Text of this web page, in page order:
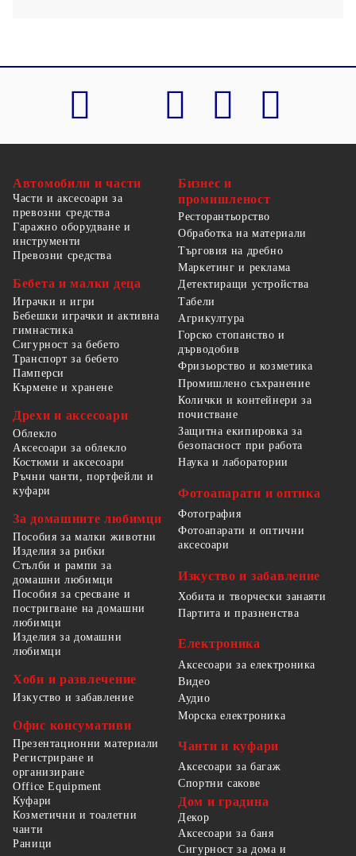
Автомобили и части
Части и аксесоари за
превозни средства
Гаражно оборудване и
инструменти
Превозни средства
Бебета и малки деца
Играчки и игри
Бебешки играчки и активна
гимнастика
Сигурност за бебето
Транспорт за бебето
Памперси
Кърмене и хранене
Дрехи и аксесоари
Облекло
Аксесоари за облекло
Костюми и аксесоари
Ръчни чанти, портфейли и
куфари
За домашните любимци
Пособия за малки животни
Изделия за рибки
Стълби и рампи за
домашни любимци
Пособия за сресване и
постригване на домашни
любимци
Изделия за домашни
любимци
Хоби и развлечение
Изкуство и забавление
Офис консумативи
Презентационни материали
Регистриране и
организиране
Office Equipment
Бизнес и
промишленост
Ресторантьорство
Обработка на материали
Търговия на дребно
Маркетинг и реклама
Детектиращи устройства
Табели
Агрикултура
Горско стопанство и
дърводобив
Фризьорство и козметика
Промишлено съхранение
Колички и контейнери за
почистване
Защитна екипировка за
безопасност при работа
Наука и лаборатории
Фотоапарати и оптика
Фотография
Фотоапарати и оптични
аксесоари
Изкуство и забавление
Хобита и творчески занаяти
Партита и празненства
Електроника
Аксесоари за електроника
Видео
Аудио
Морска електроника
Чанти и куфари
Аксесоари за багаж
Спортни сакове
Куфари
Козметични и тоалетни
чанти
Раници
Дом и градина
Декор
Аксесоари за баня
Сигурност за дома и